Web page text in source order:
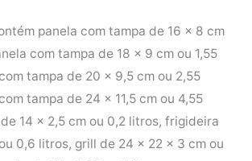
panela com tampa de 16 x 8 cm
com tampa de 18 x 9 cm ou 1,55
tampa de 20 x 9,5 cm ou 2,55
tampa de 24 x 11,5 cm ou 4,55
14 x 2,5 cm ou 0,2 litros, frigideira
0,6 litros, grill de 24 x 22 x 3 cm ou